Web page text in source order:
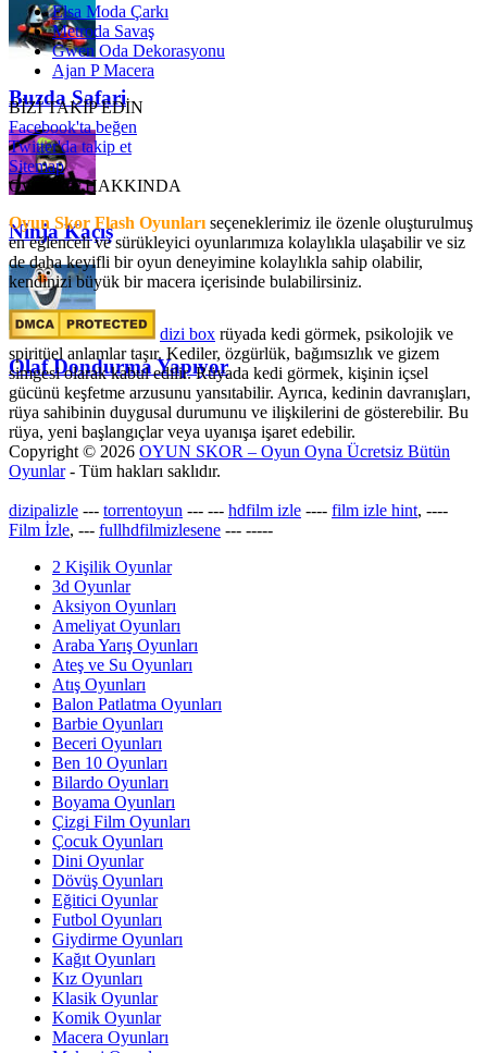
Buzda Safari
Ninja Kaçış
Olaf Dondurma Yapıyor
Elsa Moda Çarkı
Metroda Savaş
Gwen Oda Dekorasyonu
Ajan P Macera
BİZİ TAKİP EDİN
Facebook'ta beğen
Twitter'da takip et
Sitemap
OyunSkor HAKKINDA
Oyun Skor Flash Oyunları seçeneklerimiz ile özenle oluşturulmuş
en eğlenceli ve sürükleyici oyunlarımıza kolaylıkla ulaşabilir ve siz
de daha keyifli bir oyun deneyimine kolaylıkla sahip olabilir,
kendinizi büyük bir macera içerisinde bulabilirsiniz.
dizi box rüyada kedi görmek​, psikolojik ve
spiritüel anlamlar taşır. Kediler, özgürlük, bağımsızlık ve gizem
simgesi olarak kabul edilir. Rüyada kedi görmek, kişinin içsel
gücünü keşfetme arzusunu yansıtabilir. Ayrıca, kedinin davranışları,
rüya sahibinin duygusal durumunu ve ilişkilerini de gösterebilir. Bu
rüya, yeni başlangıçlar veya uyanışa işaret edebilir.
Copyright © 2026 OYUN SKOR – Oyun Oyna Ücretsiz Bütün
Oyunlar- Tüm hakları saklıdır.
dizipalizle --- torrentoyun --- --- hdfilm izle ---- film izle hint, ----
Film İzle, --- fullhdfilmizlesene --- -----
2 Kişilik Oyunlar
3d Oyunlar
Aksiyon Oyunları
Ameliyat Oyunları
Araba Yarış Oyunları
Ateş ve Su Oyunları
Atış Oyunları
Balon Patlatma Oyunları
Barbie Oyunları
Beceri Oyunları
Ben 10 Oyunları
Bilardo Oyunları
Boyama Oyunları
Çizgi Film Oyunları
Çocuk Oyunları
Dini Oyunlar
Dövüş Oyunları
Eğitici Oyunlar
Futbol Oyunları
Giydirme Oyunları
Kağıt Oyunları
Kız Oyunları
Klasik Oyunlar
Komik Oyunlar
Macera Oyunları